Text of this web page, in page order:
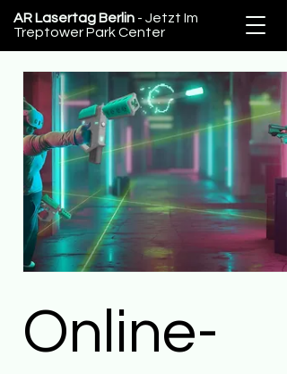
AR Lasertag Berlin - Jetzt Im
Treptower Park Center
Online-